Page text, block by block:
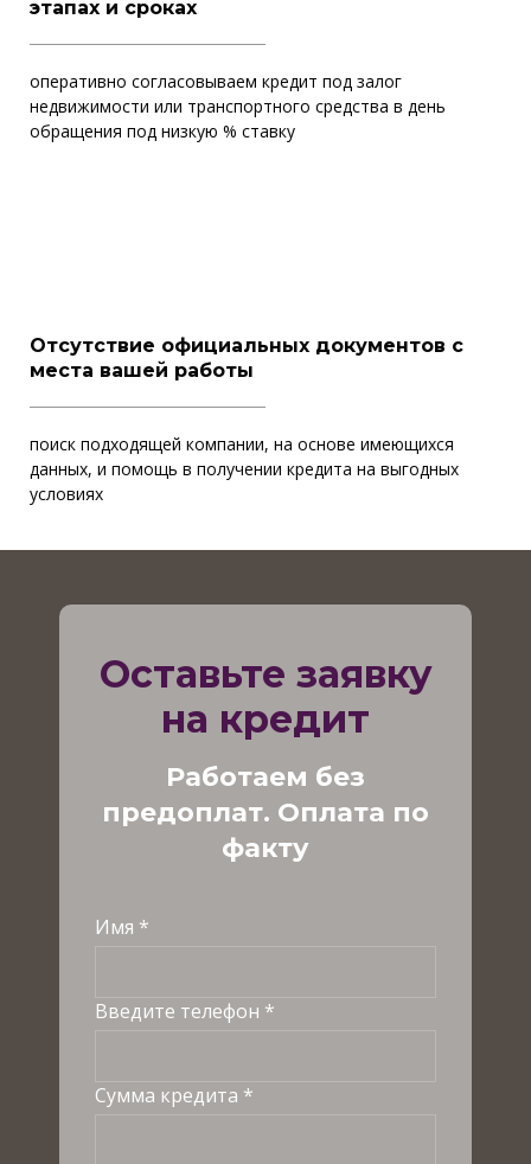
этапах и сроках
оперативно согласовываем кредит под залог
недвижимости или транспортного средства в день
обращения под низкую % ставку
Отсутствие официальных документов с
места вашей работы
поиск подходящей компании, на основе имеющихся
данных, и помощь в получении кредита на выгодных
условиях
Оставьте заявку
на кредит
Работаем без
предоплат. Оплата по
факту
Имя *
Введите телефон *
Сумма кредита *